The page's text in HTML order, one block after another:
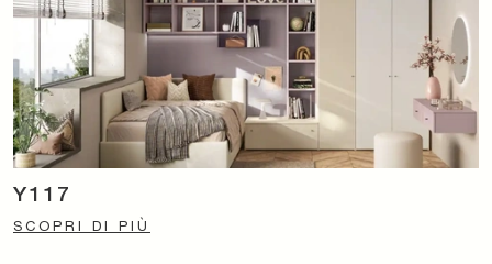
Y117
SCOPRI DI PIÙ